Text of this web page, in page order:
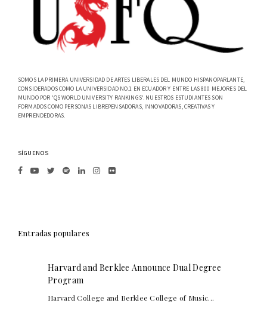
SOMOS LA PRIMERA UNIVERSIDAD DE ARTES LIBERALES DEL MUNDO HISPANOPARLANTE,
CONSIDERADOS COMO LA UNIVERSIDAD NO.1 EN ECUADOR Y ENTRE LAS 800 MEJORES DEL
MUNDO POR 'QS WORLD UNIVERSITY RANKINGS'. NUESTROS ESTUDIANTES SON
FORMADOS COMO PERSONAS LIBREPENSADORAS, INNOVADORAS, CREATIVAS Y
EMPRENDEDORAS.
SÍGUENOS
Entradas populares
Harvard and Berklee Announce Dual Degree
Program
Harvard College and Berklee College of Music...